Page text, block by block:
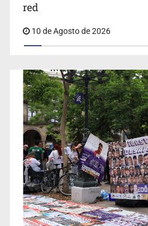
expedientes
red
10 de Agosto de 2026